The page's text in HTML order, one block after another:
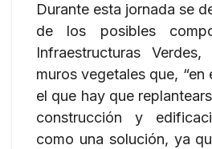
Durante esta jornada se
de los posibles
Infraestructuras
muros vegetales que, “en
el que hay que
construcción y
como una solución, ya